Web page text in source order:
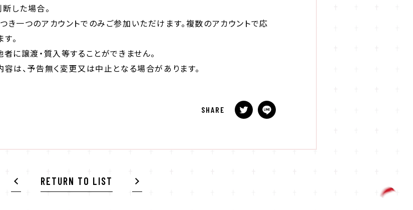
した場合。
き一つのアカウントでのみご参加いただけます。複数のアカウントで応
。
に譲渡・質入等することができません。
容は、予告無く変更又は中止となる場合があります。
SHARE
RETURN TO LIST